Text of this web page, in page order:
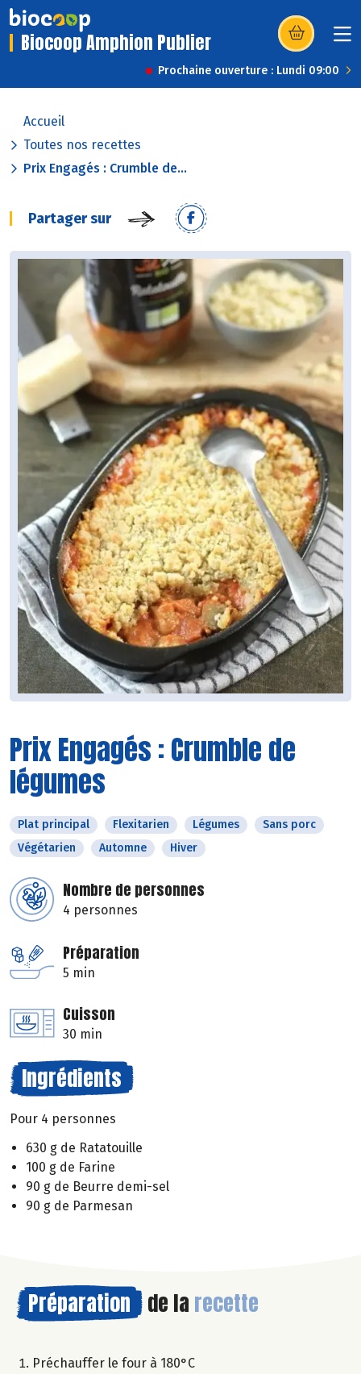
Biocoop Amphion Publier (s’ouvre dans
Prochaine ouverture : Lundi 09:00
Accueil
Toutes nos recettes
Prix Engagés : Crumble de...
Partager sur
Prix Engagés : Crumble de
légumes
Plat principal Flexitarien Légumes
Sans porc
Végétarien
Automne Hiver
Nombre de personnes
4 personnes
Préparation
5 min
Cuisson
30 min
Ingrédients
Pour 4 personnes
630 g de Ratatouille
100 g de Farine
90 g de Beurre demi-sel
90 g de Parmesan
Préparation de la recette
Préchauffer le four à 180°C